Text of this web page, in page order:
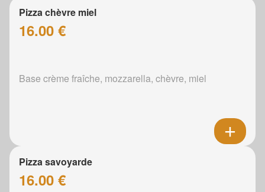
Pizza chèvre miel
16.00 €
Base crème fraîche, mozzarella, chèvre, miel
Pizza savoyarde
16.00 €